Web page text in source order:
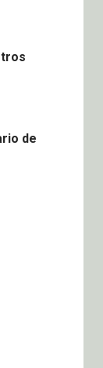
de